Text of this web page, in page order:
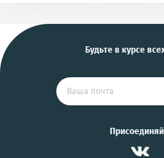
Будьте в курсе